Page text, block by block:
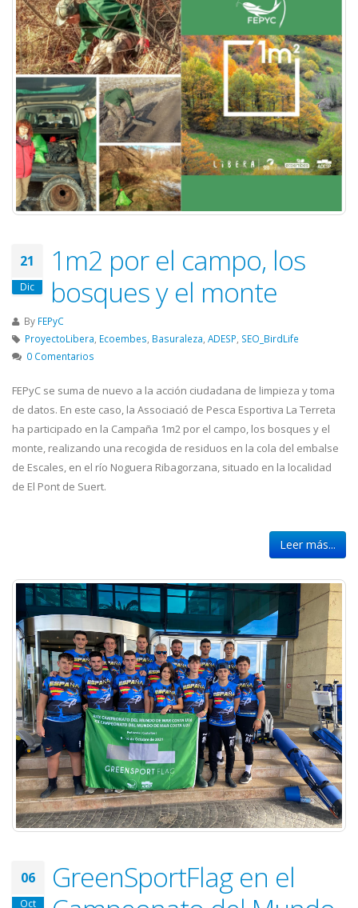
21
Dic
1m2 por el campo, los
bosques y el monte
By FEPyC
ProyectoLibera Ecoembes Basuraleza ADESP SEO_BirdLife
0 Comentarios
FEPyC se suma de nuevo a la acción ciudadana de limpieza y toma
de datos. En este caso, la Associació de Pesca Esportiva La Terreta
ha participado en la Campaña 1m2 por el campo, los bosques y el
monte, realizando una recogida de residuos en la cola del embalse
de Escales, en el río Noguera Ribagorzana, situado en la localidad
de El Pont de Suert.
Leer más...
06
Oct
GreenSportFlag en el